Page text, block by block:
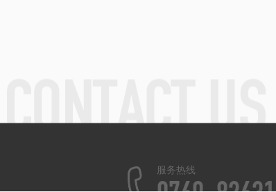
服务热线